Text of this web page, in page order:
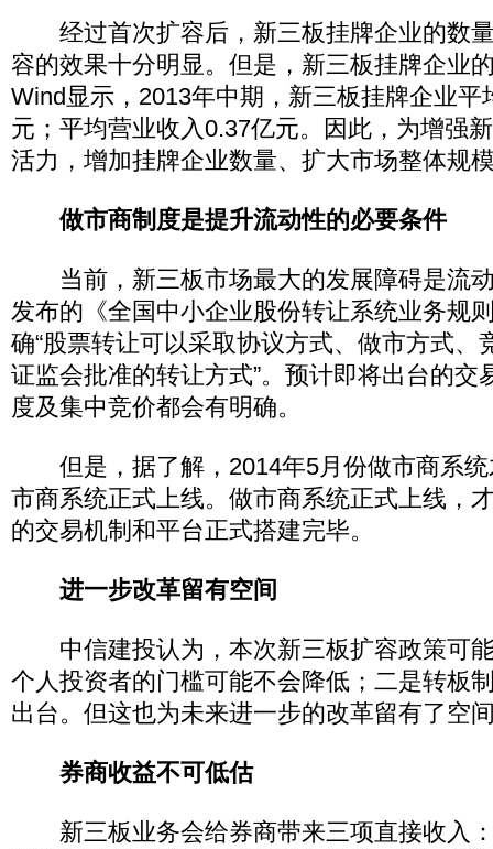
经过首次扩容后，新三板挂牌企业的数
容的效果十分明显。但是，新三板挂牌企业
Wind显示，2013年中期，新三板挂牌企业平
元；平均营业收入0.37亿元。因此，为增强
活力，增加挂牌企业数量、扩大市场整体规
做市商制度是提升流动性的必要条件
当前，新三板市场最大的发展障碍是流动
发布的《全国中小企业股份转让系统业务规
确“股票转让可以采取协议方式、做市方式、
证监会批准的转让方式”。预计即将出台的交
度及集中竞价都会有明确。
但是，据了解，2014年5月份做市商系统
市商系统正式上线。做市商系统正式上线，
的交易机制和平台正式搭建完毕。
进一步改革留有空间
中信建投认为，本次新三板扩容政策可
个人投资者的门槛可能不会降低；二是转板
出台。但这也为未来进一步的改革留有了空
券商收益不可低估
新三板业务会给券商带来三项直接收入